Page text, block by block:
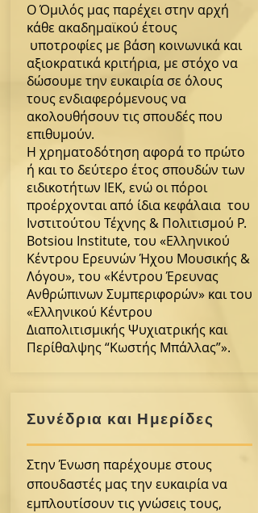
Ο Όμιλός μας παρέχει στην αρχή
κάθε ακαδημαϊκού έτους
υποτροφίες με βάση κοινωνικά και
αξιοκρατικά κριτήρια, με στόχο να
δώσουμε την ευκαιρία σε όλους
τους ενδιαφερόμενους να
ακολουθήσουν τις σπουδές που
επιθυμούν.
Η χρηματοδότηση αφορά το πρώτο
ή και το δεύτερο έτος σπουδών των
ειδικοτήτων ΙΕΚ, ενώ οι πόροι
προέρχονται από ίδια κεφάλαια του
Ινστιτούτου Τέχνης & Πολιτισμού P.
Botsiou Institute, του «Ελληνικού
Κέντρου Ερευνών Ήχου Μουσικής &
Λόγου», του «Κέντρου Έρευνας
Ανθρώπινων Συμπεριφορών» και του
«Ελληνικού Κέντρου
Διαπολιτισμικής Ψυχιατρικής και
Περίθαλψης “Κωστής Μπάλλας”».
Συνέδρια και Ημερίδες
Στην Ένωση παρέχουμε στους
σπουδαστές μας την ευκαιρία να
εμπλουτίσουν τις γνώσεις τους,